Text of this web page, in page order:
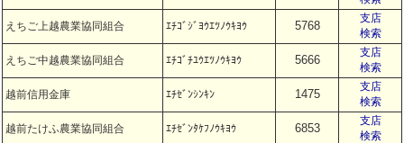
えちご上越農業協同組合 ｴﾁｺﾞｼﾞﾖｳｴﾂﾉｳｷﾖｳ 5768
支店
検索
えちご中越農業協同組合 ｴﾁｺﾞﾁﾕｳｴﾂﾉｳｷﾖｳ 5666
支店
検索
越前信用金庫 ｴﾁｾﾞﾝｼﾝｷﾝ 1475
支店
検索
越前たけふ農業協同組合 ｴﾁｾﾞﾝﾀｹﾌﾉｳｷﾖｳ 6853
支店
検索